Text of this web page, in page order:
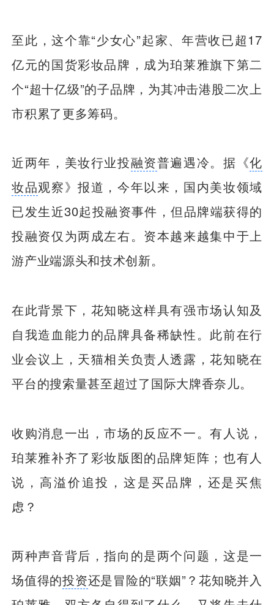
至此，这个靠“少女心”起家、年营收已超17
亿元的国货彩妆品牌，成为珀莱雅旗下第二
个“超十亿级”的子品牌，为其冲击港股二次上
市积累了更多筹码。
近两年，美妆行业投融资普遍遇冷。据《化
妆品观察》报道，今年以来，国内美妆领域
已发生近30起投融资事件，但品牌端获得的
投融资仅为两成左右。资本越来越集中于上
游产业端源头和技术创新。
在此背景下，花知晓这样具有强市场认知及
自我造血能力的品牌具备稀缺性。此前在行
业会议上，天猫相关负责人透露，花知晓在
平台的搜索量甚至超过了国际大牌香奈儿。
收购消息一出，市场的反应不一。有人说，
珀莱雅补齐了彩妆版图的品牌矩阵；也有人
说，高溢价追投，这是买品牌，还是买焦
虑？
两种声音背后，指向的是两个问题，这是一
场值得的投资还是冒险的“联姻”？花知晓并入